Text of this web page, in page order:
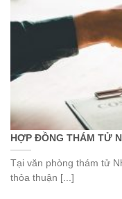
HỢP ĐỒNG THÁM TỬ
Tại văn phòng thám tử
thỏa thuận [...]